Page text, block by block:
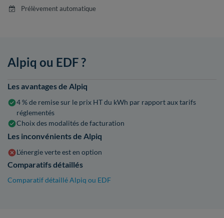
Prélèvement automatique
Alpiq ou EDF ?
Les avantages de Alpiq
4 % de remise sur le prix HT du kWh par rapport aux tarifs
réglementés
Choix des modalités de facturation
Les inconvénients de Alpiq
L'énergie verte est en option
Comparatifs détaillés
Comparatif détaillé Alpiq ou EDF